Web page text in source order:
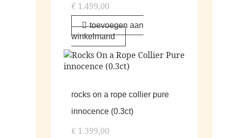
€ 1.499,00
toevoegen aan
winkelmand
rocks on a rope collier pure
innocence (0.3ct)
€ 1.399,00